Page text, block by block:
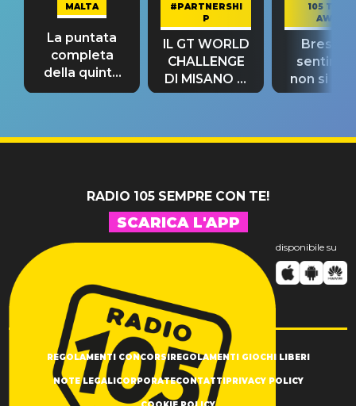
MALTA
La puntata
completa
della quinta
tappa
#PARTNERSHI
P
IL GT WORLD
CHALLENGE
DI MISANO si
riconferma
105 TAKE
AWAY
Bresh:
non si
fino alla
RADIO 105 SEMPRE CON TE!
SCARICA L'APP
disponibile su
REGOLAMENTI CONCORSI REGOLAMENTI GIOCHI LIBERI
NOTE LEGALI CORPORATECONTATTI PRIVACY POLICY